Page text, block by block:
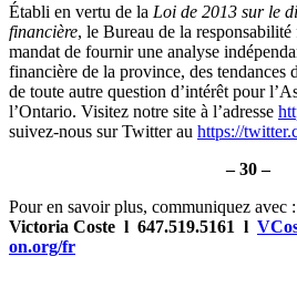
Établi en vertu de la Loi de 2013 sur le
financière, le Bureau de la
mandat de fournir une analyse
financière de la province, des tendances
de toute autre question d’intérêt pour
l’Ontario. Visitez notre site à l’adresse
suivez-nous sur Twitter au https://
– 30 –
Pour en savoir plus, communiquez avec :
Victoria Coste l 647.519.5161 l
on.org/fr